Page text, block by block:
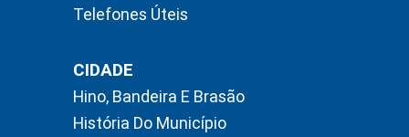
Telefones Úteis
CIDADE
Hino, Bandeira E Brasão
História Do Município